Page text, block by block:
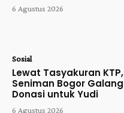
6 Agustus 2026
Sosial
Lewat Tasyakuran KTP,
Seniman Bogor Galang
Donasi untuk Yudi
6 Agustus 2026